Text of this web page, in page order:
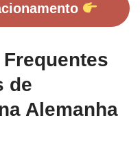
de
Alemanha